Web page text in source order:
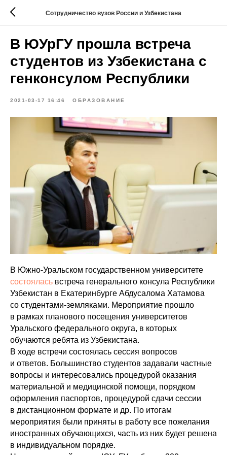
Сотрудничество вузов России и Узбекистана
В ЮУрГУ прошла встреча
студентов из Узбекистана с
генконсулом Республики
2021-03-17 16:46 ОБРАЗОВАНИЕ
В Южно-Уральском государственном университете
состоялась встреча генерального консула Республики
Узбекистан в Екатеринбурге Абдусалома Хатамова
со студентами-земляками. Мероприятие прошло
в рамках планового посещения университетов
Уральского федерального округа, в которых
обучаются ребята из Узбекистана.
В ходе встречи состоялась сессия вопросов
и ответов. Большинство студентов задавали частные
вопросы и интересовались процедурой оказания
материальной и медицинской помощи, порядком
оформления паспортов, процедурой сдачи сессии
в дистанционном формате и др. По итогам
мероприятия были приняты в работу все пожелания
иностранных обучающихся, часть из них будет решена
в индивидуальном порядке.